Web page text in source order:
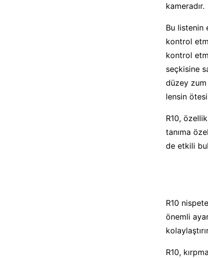
kameradır.
Bu listenin
kontrol
kontrol
seçkisine
düzey
lensin
R10,
tanıma
de etkili
R10
önemli
R10,